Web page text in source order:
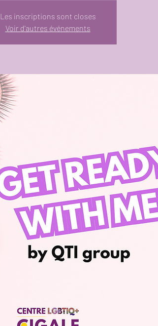
Les inscriptions sont closes
Voir d'autres événements